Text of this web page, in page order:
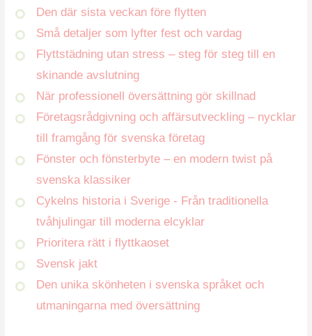
Den där sista veckan före flytten
Små detaljer som lyfter fest och vardag
Flyttstädning utan stress – steg för steg till en
skinande avslutning
När professionell översättning gör skillnad
Företagsrådgivning och affärsutveckling – nycklar
till framgång för svenska företag
Fönster och fönsterbyte – en modern twist på
svenska klassiker
Cykelns historia i Sverige - Från traditionella
tvåhjulingar till moderna elcyklar
Prioritera rätt i flyttkaoset
Svensk jakt
Den unika skönheten i svenska språket och
utmaningarna med översättning